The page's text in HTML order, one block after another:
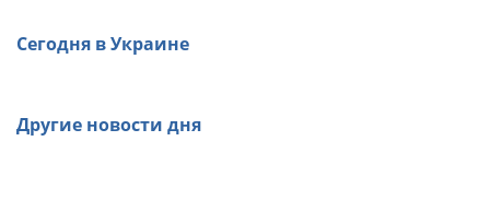
Сегодня в Украине
Другие новости дня